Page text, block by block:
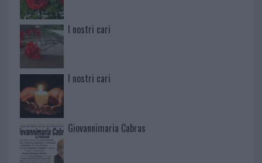
I nostri cari
I nostri cari
Giovannimaria Cabras